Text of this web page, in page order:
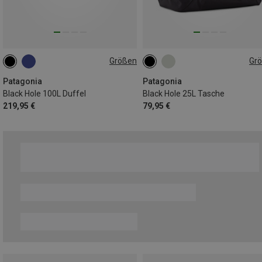
Größen
Patagonia
Black Hole 100L Duffel
219,95 €
100L
Patagonia
Black Hole 25L Tasche
79,95 €
25L